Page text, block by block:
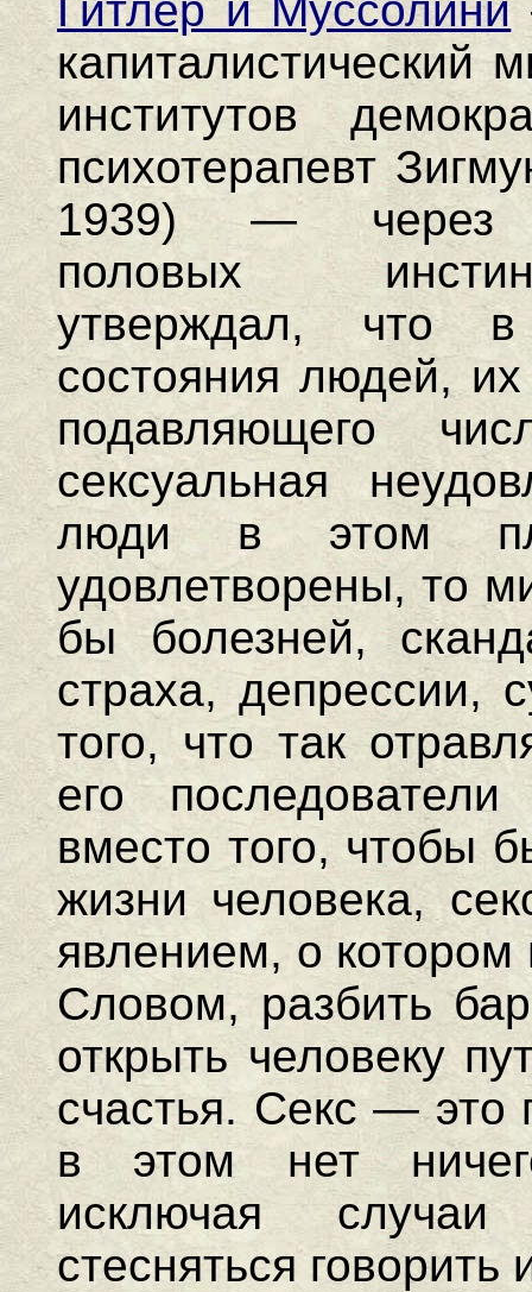
капиталистический
институтов
психотерапевт
1939) — через
половых
утверждал, что в
состояния людей,
подавляющего
сексуальная
люди в этом
удовлетворены, то
бы болезней,
страха, депрессии,
того, что так
его
вместо того, чтобы
жизни человека,
явлением, о котором
Словом, разбить
открыть человеку
счастья. Секс — это
в этом нет
исключая
стесняться